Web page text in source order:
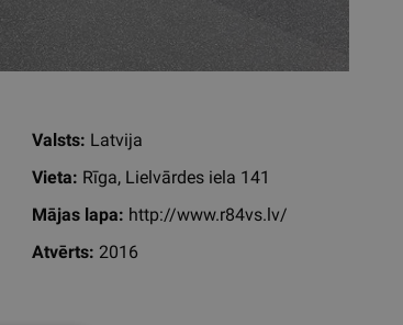
Valsts: Latvija
Vieta: Rīga, Lielvārdes iela 141
Mājas lapa: http://www.r84vs.lv/
Atvērts: 2016